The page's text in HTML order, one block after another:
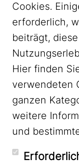
LinkedIn
YouTube
Cookies.
erforderlich,
beiträgt,
Hier finden
verwendeten
ganzen
weitere
und